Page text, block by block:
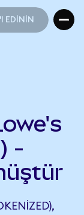
EDİNİN
-